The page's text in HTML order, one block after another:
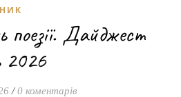
поезії. Дайджест
2026
/ 0 коментарів